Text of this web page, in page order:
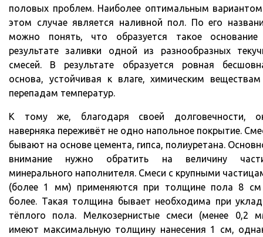
половых проблем. Наиболее оптимальным
этом случае является наливной пол. По его
можно понять, что образуется такое
результате заливки одной из разнообразных
смесей. В результате образуется ровная
основа, устойчивая к влаге, химическим
перепадам температур.
К тому же, благодаря своей долговечности,
наверняка переживёт не одно напольное покрытие.
бывают на основе цемента, гипса, полиуретана.
внимание нужно обратить на величину
минерального наполнителя. Смеси с крупными
(более 1 мм) применяются при толщине пола 8
более. Такая толщина бывает необходима при
тёплого пола. Мелкозернистые смеси (менее 0,2
имеют максимальную толщину нанесения 1 см,